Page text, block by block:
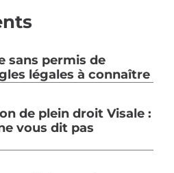
sans permis de
légales à connaître
de plein droit Visale :
vous dit pas